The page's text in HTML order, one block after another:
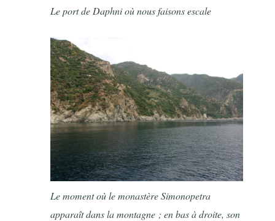
Le port de Daphni où nous faisons escale
Le moment où le monastère Simonopetra
apparaît dans la montagne ; en bas à droite, son